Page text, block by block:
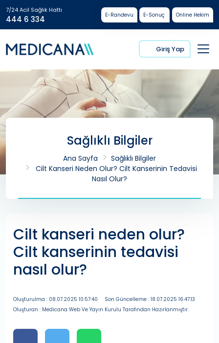
7/24 Acil Sağlık Hattı
444 6 334 E-Randevu E-Sonuç Online Hekim
Giriş Yap
Sağlıklı Bilgiler
Ana Sayfa
Sağlıklı Bilgiler
Cilt Kanseri Neden Olur? Cilt Kanserinin Tedavisi
Nasıl Olur?
Cilt kanseri neden olur?
Cilt kanserinin tedavisi
nasıl olur?
Oluşturulma : 08.07.2025 10:57:40
Son Güncelleme : 18.07.2025 16:47:13
Oluşturan : Medicana Web Ve Yayın Kurulu Tarafından Hazırlanmıştır.